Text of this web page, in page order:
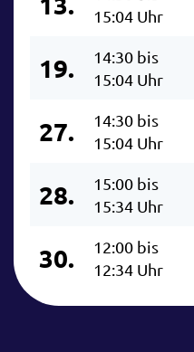
15:04 Uhr
19.
14:30 bis
15:04 Uhr
27.
14:30 bis
15:04 Uhr
28.
15:00 bis
15:34 Uhr
30.
12:00 bis
12:34 Uhr